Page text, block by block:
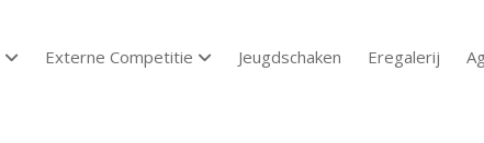
open dropdown menu
Externe Competitie open dropdown menu
Jeugdschaken Eregalerij